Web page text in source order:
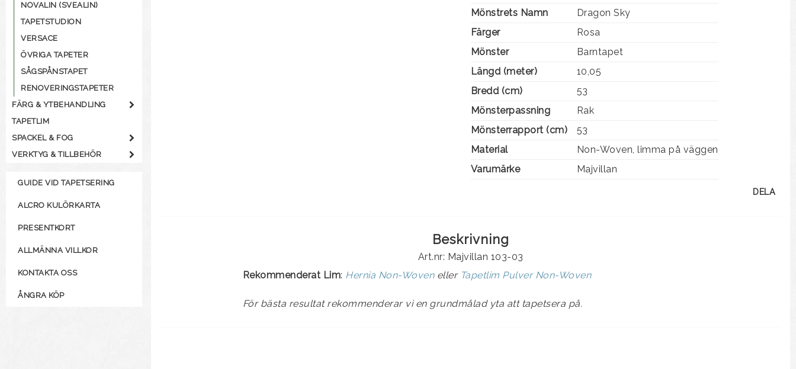
NOVALIN (SVEALIN)
TAPETSTUDION
VERSACE
ÖVRIGA TAPETER
SÅGSPÅNSTAPET
RENOVERINGSTAPETER
FÄRG & YTBEHANDLING
TAPETLIM
SPACKEL & FOG
VERKTYG & TILLBEHÖR
GUIDE VID TAPETSERING
ALCRO KULÖRKARTA
PRESENTKORT
ALLMÄNNA VILLKOR
KONTAKTA OSS
ÅNGRA KÖP
Mönstrets Namn
Dragon Sky
Färger
Rosa
Mönster
Barntapet
Längd (meter)
10,05
Bredd (cm)
53
Mönsterpassning
Rak
Mönsterrapport (cm)
53
Material
Non-Woven, limma på väggen
Varumärke
Majvillan
DELA
Beskrivning
Art.nr: Majvillan 103-03
Rekommenderat Lim: Hernia Non-Woveneller Tapetlim Pulver Non-Woven
För bästa resultat rekommenderar vi en grundmålad yta att tapetsera på.